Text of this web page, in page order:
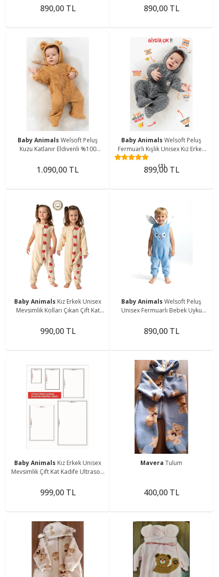
Tulumu Çocuk Tulumu Kostümü
890,00 TL
Tulumu Çocuk Tulumu Kostümü
890,00 TL
Baby Animals Welsoft Peluş
Kuzu Katlanır Eldivenli %100
Çocuk Bebek Uyku Tulumu
1.090,00 TL
Baby Animals Welsoft Peluş
Fermuarlı Kışlık Unisex Kız Erkek
Bebek Uyku Tulumu Bebek
Tulumu Çocuk Tulumu
(1)
899,00 TL
Baby Animals Kız Erkek Unisex
Mevsimlik Kolları Çıkan Çift Kat
Bebek Çocuk Uyku Tulumu
990,00 TL
Baby Animals Welsoft Peluş
Unisex Fermuarlı Bebek Uyku
Tulumu Çocuk Kostümü
890,00 TL
Baby Animals Kız Erkek Unisex
Mevsimlik Çift Kat Kadife Ultrasoft
Tulumu Astronot Tulum
999,00 TL
Mavera Tulum
400,00 TL